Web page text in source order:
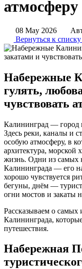
атмосферу
08 May 2026
Вернуться к списку
Набережные
гулять,
чувствовать
Калининград — город
Здесь реки, каналы и
особую атмосферу, в
архитектура, морской
жизнь. Одни из самых
Калининграда — его
хорошо чувствуется
бегуны, днём —
огни мостов и закаты
Рассказываем о
Калининграда,
путешествия.
Набережная